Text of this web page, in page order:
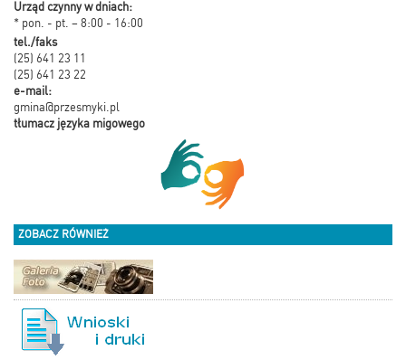
Urząd czynny w dniach:
* pon. - pt. – 8:00 - 16:00
tel./faks
(25) 641 23 11
(25) 641 23 22
e-mail:
gmina@przesmyki.pl
tłumacz języka migowego
ZOBACZ RÓWNIEŻ